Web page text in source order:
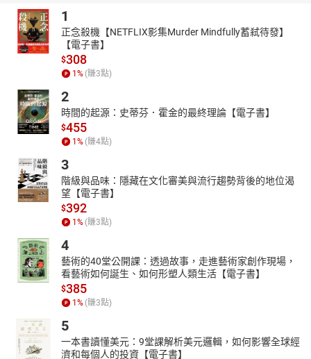
1
正念殺機【NETFLIX影集Murder Mindfully蓄弒待發】
【電子書】
$308
1 % (賺3點)
2
時間的起源：史蒂芬．霍金的最終理論【電子書】
$455
1 % (賺4點)
3
階級與品味：隱藏在文化審美與流行趨勢背後的地位渴
望【電子書】
$392
1 % (賺3點)
4
藝術的40堂公開課：透過故事，走進藝術家創作現場，
看藝術如何誕生、如何形塑人類生活【電子書】
$385
1 % (賺3點)
5
一本書讀懂美元：9堂課解析美元邏輯，如何影響全球經
濟和每個人的投資【電子書】